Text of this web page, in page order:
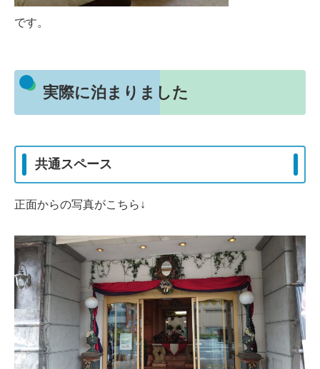
です。
実際に泊まりました
共通スペース
正面からの写真がこちら↓